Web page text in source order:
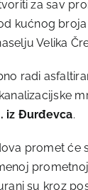
za sav
kućnog
Velika
radi
iz Đurđevca.
promet će
su kroz